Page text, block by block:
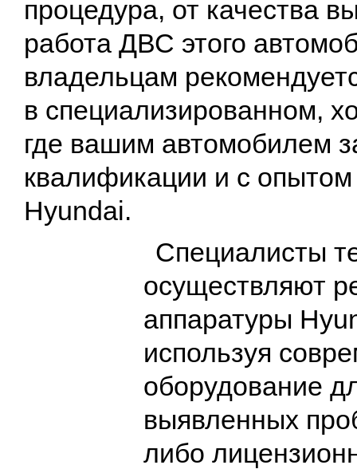
процедура, от качества
работа ДВС этого
владельцам
в специализированном,
где вашим автомобилем
квалификации и с
Hyundai.
Специалисты
осуществляют
аппаратуры
используя
оборудование
выявленных
либо